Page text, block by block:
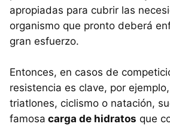
apropiadas para cubrir las
organismo que pronto deberá
gran esfuerzo.
Entonces, en casos de
resistencia es clave, por
triatlones, ciclismo o natación,
famosa carga de hidratos que